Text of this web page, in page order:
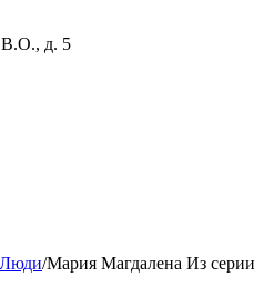
В.О., д. 5
Люди/Мария Магдалена Из серии